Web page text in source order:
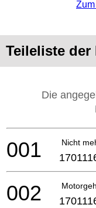
Teileliste der
Die
Nicht
001
002